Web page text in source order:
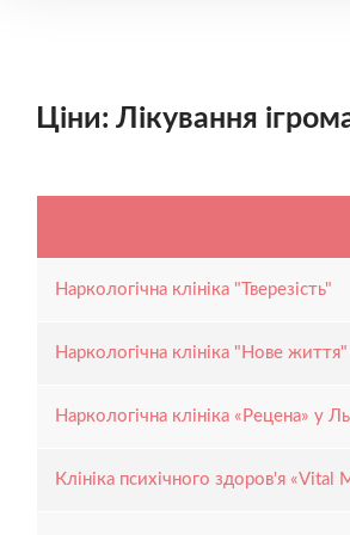
Ціни: Лікування
Наркологічна клініка "Тверезість"
Наркологічна клініка "Нове життя"
Наркологічна клініка «Рецена» у
Клініка психічного здоров'я «Vital